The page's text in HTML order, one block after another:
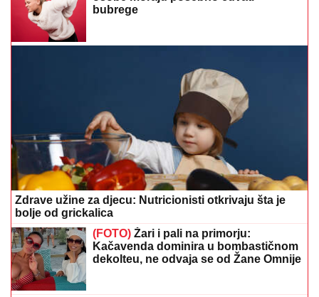
bubrege
Zdrave užine za djecu: Nutricionisti otkrivaju šta je
bolje od grickalica
(FOTO) Žari i pali na primorju:
Kačavenda dominira u bombastičnom
dekolteu, ne odvaja se od Žane Omnije